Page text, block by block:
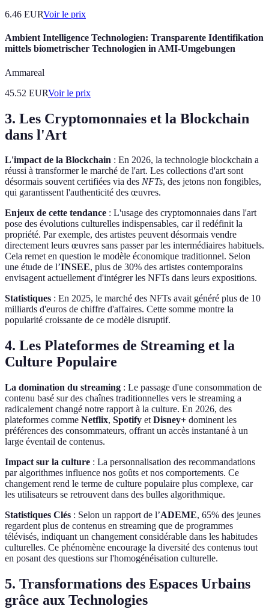
6.46 EURVoir le prix
Ambient Intelligence Technologien: Transparente Identifikation
mittels biometrischer Technologien in AMI-Umgebungen
Ammareal
45.52 EURVoir le prix
3. Les Cryptomonnaies et la Blockchain
dans l'Art
L'impact de la Blockchain : En 2026, la technologie blockchain a
réussi à transformer le marché de l'art. Les collections d'art sont
désormais souvent certifiées via des NFTs, des jetons non fongibles,
qui garantissent l'authenticité des œuvres.
Enjeux de cette tendance : L'usage des cryptomonnaies dans l'art
pose des évolutions culturelles indispensables, car il redéfinit la
propriété. Par exemple, des artistes peuvent désormais vendre
directement leurs œuvres sans passer par les intermédiaires habituels.
Cela remet en question le modèle économique traditionnel. Selon
une étude de l’INSEE, plus de 30% des artistes contemporains
envisagent actuellement d'intégrer les NFTs dans leurs expositions.
Statistiques : En 2025, le marché des NFTs avait généré plus de 10
milliards d'euros de chiffre d'affaires. Cette somme montre la
popularité croissante de ce modèle disruptif.
4. Les Plateformes de Streaming et la
Culture Populaire
La domination du streaming : Le passage d'une consommation de
contenu basé sur des chaînes traditionnelles vers le streaming a
radicalement changé notre rapport à la culture. En 2026, des
plateformes comme Netflix, Spotify et Disney+ dominent les
préférences des consommateurs, offrant un accès instantané à un
large éventail de contenus.
Impact sur la culture : La personnalisation des recommandations
par algorithmes influence nos goûts et nos comportements. Ce
changement rend le terme de culture populaire plus complexe, car
les utilisateurs se retrouvent dans des bulles algorithmique.
Statistiques Clés : Selon un rapport de l’ADEME, 65% des jeunes
regardent plus de contenus en streaming que de programmes
télévisés, indiquant un changement considérable dans les habitudes
culturelles. Ce phénomène encourage la diversité des contenus tout
en posant des questions sur l'homogénéisation culturelle.
5. Transformations des Espaces Urbains
grâce aux Technologies